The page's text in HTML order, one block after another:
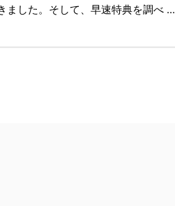
ました。そして、早速特典を調べ ...